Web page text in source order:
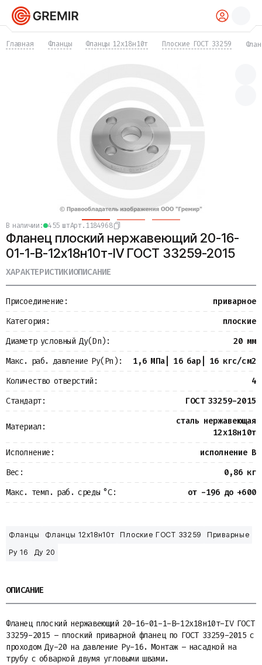
Компенсаторы
Фасонные части
Крепеж
Прокладки и уплотнения
Металлопрокат
Измерительные приборы
Баки
Детали трубопроводов
Водомерные узлы
Запорная арматура
Главная Фланцы Фланцы 12х18н10т Плоские ГОСТ 33259
в наличии: 455 штАрт. 1184968
Фланец плоский нержавеющий 20-16-
01-1-B-12х18н10т-IV ГОСТ 33259-2015
ХАРАКТЕРИСТИКИОПИСАНИЕ
Присоединение:
приварное
Категория:
плоские
Диаметр условный Ду(Dn):
20 мм
Макс. раб. давление Ру(Pn):
1,6 МПа| 16 бар| 16 кгс/см2
Количество отверстий:
4
Стандарт:
ГОСТ 33259-2015
Материал:
сталь нержавеющая
12х18н10т
Исполнение:
исполнение B
Вес:
0,86 кг
Макс. темп. раб. среды °С:
от -196 до +600
Фланцы Фланцы 12х18н10т Плоские ГОСТ 33259
Приварные
Ру 16
Ду 20
ОПИСАНИЕ
Фланец плоский нержавеющий 20-16-01-1-B-12х18н10т-IV ГОСТ
33259-2015 – плоский приварной фланец по ГОСТ 33259-2015 с
проходом Ду-20 на давление Ру-16. Монтаж – насадкой на
трубу с обваркой двумя угловыми швами.